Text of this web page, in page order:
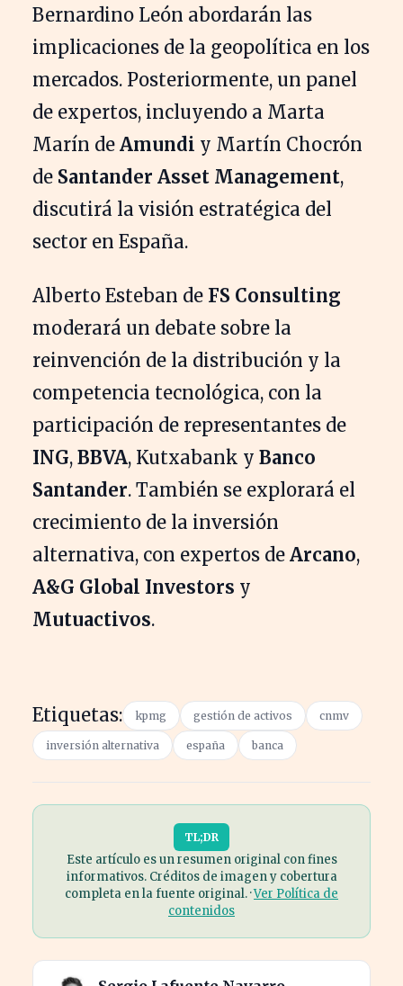
Bernardino León abordarán las
implicaciones de la geopolítica en los
mercados. Posteriormente, un panel
de expertos, incluyendo a Marta
Marín de Amundi y Martín Chocrón
de Santander Asset Management,
discutirá la visión estratégica del
sector en España.
Alberto Esteban de FS Consulting
moderará un debate sobre la
reinvención de la distribución y la
competencia tecnológica, con la
participación de representantes de
ING, BBVA, Kutxabank y Banco
Santander. También se explorará el
crecimiento de la inversión
alternativa, con expertos de Arcano,
A&G Global Investors y
Mutuactivos.
Etiquetas: kpmg gestión de activos cnmv
inversión alternativa españa banca
TL;DR
Este artículo es un resumen original con fines
informativos. Créditos de imagen y cobertura
completa en la fuente original. ·Ver Política de
contenidos